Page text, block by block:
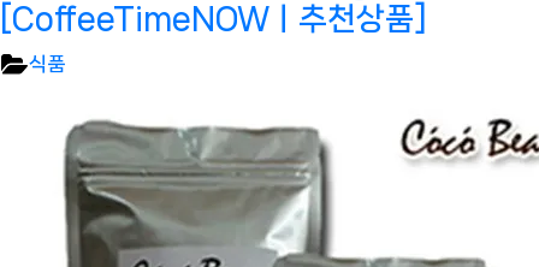
[CoffeeTimeNOWㅣ추천상품]
식품